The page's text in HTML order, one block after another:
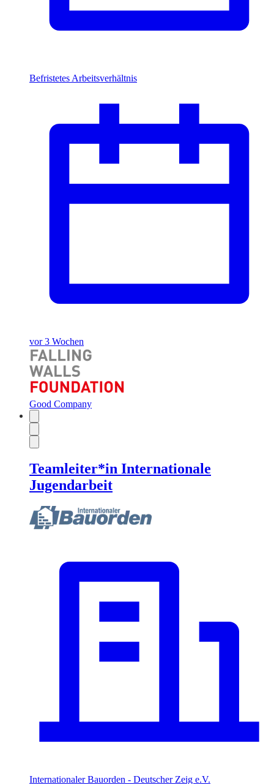
Befristetes Arbeitsverhältnis
vor 3 Wochen
Good Company
Teamleiter*in Internationale
Jugendarbeit
Internationaler Bauorden - Deutscher Zeig e.V.